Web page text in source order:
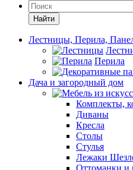
Найти
Лестницы, Перила,
Перила
Дача и загородный дом
Комплекты,
Диваны
Кресла
Столы
Стулья
Лежаки
Оттоманки и